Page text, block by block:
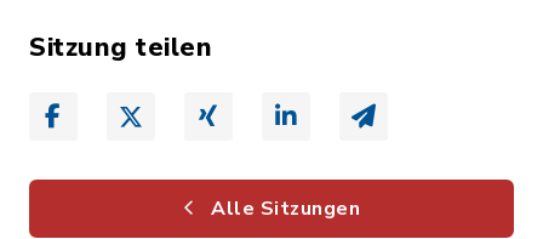
Sitzung teilen
Alle Sitzungen